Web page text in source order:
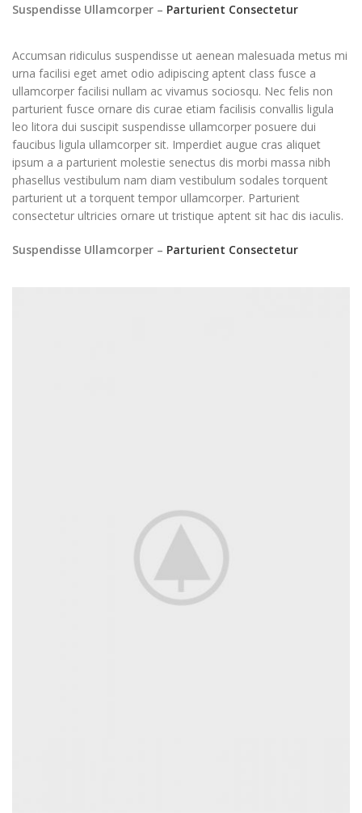
Suspendisse Ullamcorper – Parturient Consectetur
Accumsan ridiculus suspendisse ut aenean malesuada metus mi
urna facilisi eget amet odio adipiscing aptent class fusce a
ullamcorper facilisi nullam ac vivamus sociosqu. Nec felis non
parturient fusce ornare dis curae etiam facilisis convallis ligula
leo litora dui suscipit suspendisse ullamcorper posuere dui
faucibus ligula ullamcorper sit. Imperdiet augue cras aliquet
ipsum a a parturient molestie senectus dis morbi massa nibh
phasellus vestibulum nam diam vestibulum sodales torquent
parturient ut a torquent tempor ullamcorper. Parturient
consectetur ultricies ornare ut tristique aptent sit hac dis iaculis.
Suspendisse Ullamcorper – Parturient Consectetur